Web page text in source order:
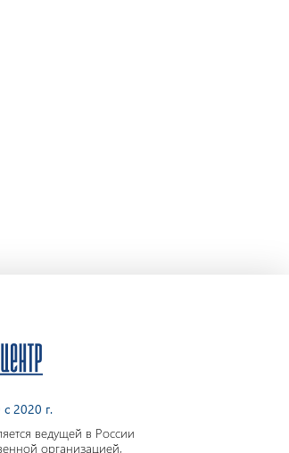
2020 г.
ведущей в России
организацией,